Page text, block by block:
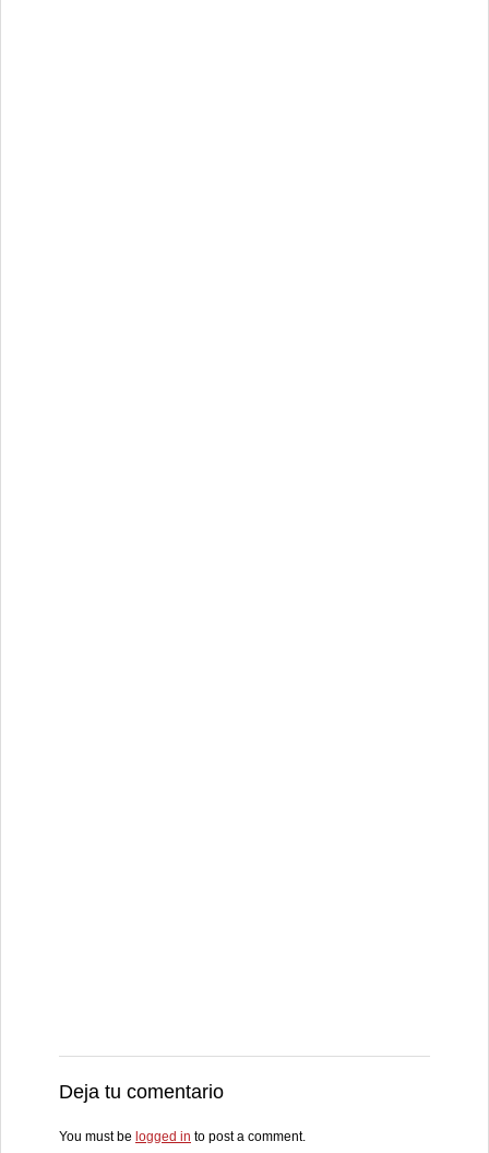
Deja tu comentario
You must be logged in to post a comment.